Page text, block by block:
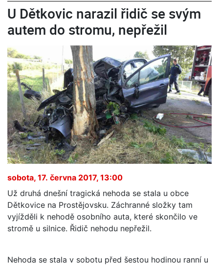
U Dětkovic narazil řidič se svým
autem do stromu, nepřežil
sobota, 17. června 2017, 13:00
Už druhá dnešní tragická nehoda se stala u obce
Dětkovice na Prostějovsku. Záchranné složky tam
vyjížděli k nehodě osobního auta, které skončilo ve
stromě u silnice. Řidič nehodu nepřežil.
Nehoda se stala v sobotu před šestou hodinou ranní u